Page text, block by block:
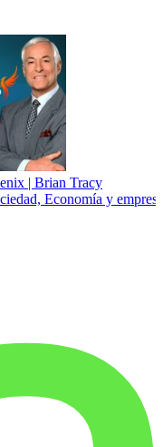
| Brian Tracy
Economía y